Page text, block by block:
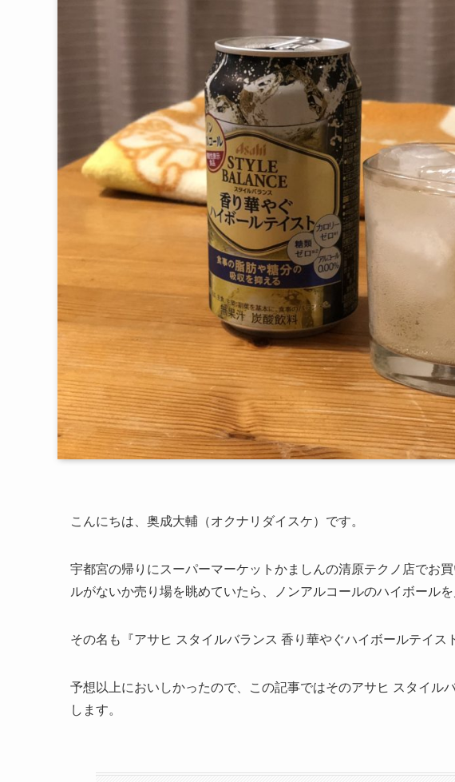
こんにちは、奥成大輔（オクナリダイスケ）です。
宇都宮の帰りにスーパーマーケットかましんの清原テクノ店でお
ルがないか売り場を眺めていたら、ノンアルコールのハイボールを
その名も『アサヒ スタイルバランス 香り華やぐハイボールテイス
予想以上においしかったので、この記事ではそのアサヒ スタイル
します。